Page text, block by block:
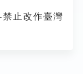
止改作臺灣